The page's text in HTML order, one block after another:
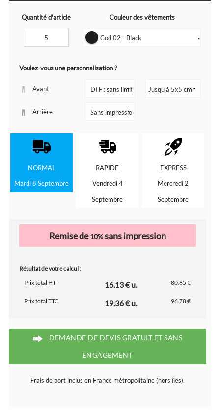
Quantité d'article Couleur des vêtements
Cod 02 - Black ▼
Voulez-vous une personnalisation ?
Avant
Arrière
NORMAL
Mardi 8 Septembre
RAPIDE
Vendredi 4
Septembre
EXPRESS
Mercredi 2
Septembre
Remise de10%sans impression
Résultat de votre calcul :
Prix total HT
16.13 € u. 80.65 €
Prix total TTC 19.36 € u. 96.78 €
DEMANDE DE DEVIS GRATUIT ET SANS
ENGAGEMENT
Frais de port inclus en France métropolitaine (hors îles).